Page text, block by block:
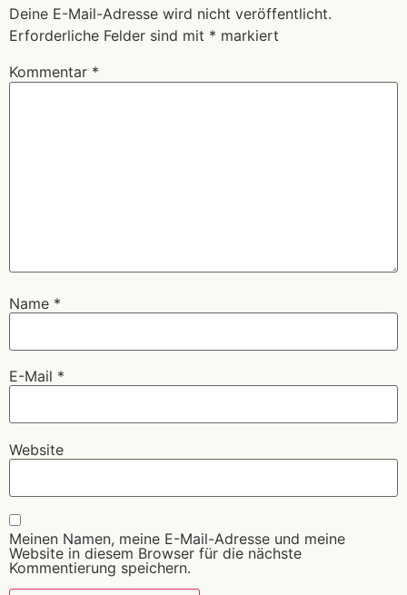
Deine E-Mail-Adresse wird nicht veröffentlicht.
Erforderliche Felder sind mit * markiert
Kommentar *
Name *
E-Mail *
Website
Meinen Namen, meine E-Mail-Adresse und meine
Website in diesem Browser für die nächste
Kommentierung speichern.